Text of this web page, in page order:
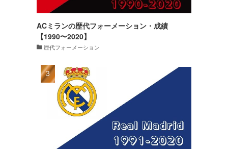
ACミランの歴代フォーメーション・成績
【1990〜2020】
歴代フォーメーション